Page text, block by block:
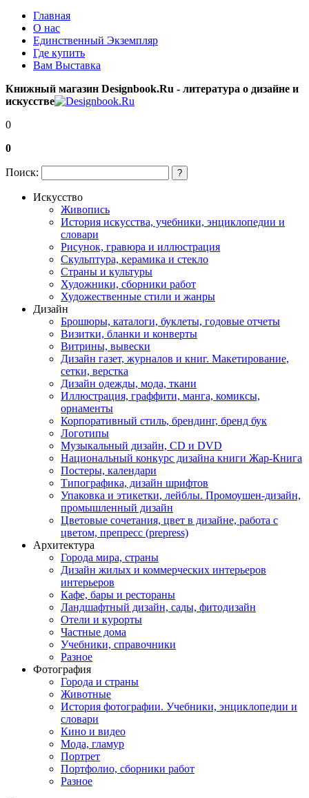
Главная
О нас
Единственный Экземпляр
Где купить
Вам Выставка
Книжный магазин Designbook.Ru - литература о дизайне и
искусстве
0
0
Поиск: ?
Искусство
Живопись
История искусства, учебники, энциклопедии и
словари
Рисунок, гравюра и иллюстрация
Скульптура, керамика и стекло
Страны и культуры
Художники, сборники работ
Художественные стили и жанры
Дизайн
Брошюры, каталоги, буклеты, годовые отчеты
Визитки, бланки и конверты
Витрины, вывески
Дизайн газет, журналов и книг. Макетирование,
сетки, верстка
Дизайн одежды, мода, ткани
Иллюстрация, граффити, манга, комиксы,
орнаменты
Корпоративный стиль, брендинг, бренд бук
Логотипы
Музыкальный дизайн, СD и DVD
Национальный конкурс дизайна книги Жар-Книга
Постеры, календари
Типографика, дизайн шрифтов
Упаковка и этикетки, лейблы. Промоушен-дизайн,
промышленный дизайн
Цветовые сочетания, цвет в дизайне, работа с
цветом, препресс (prepress)
Архитектура
Города мира, страны
Дизайн жилых и коммерческих интерьеров
интерьеров
Кафе, бары и рестораны
Ландшафтный дизайн, сады, фитодизайн
Отели и курорты
Частные дома
Учебники, справочники
Разное
Фотография
Города и страны
Животные
История фотографии. Учебники, энциклопедии и
словари
Кино и видео
Мода, гламур
Портрет
Портфолио, сборники работ
Разное